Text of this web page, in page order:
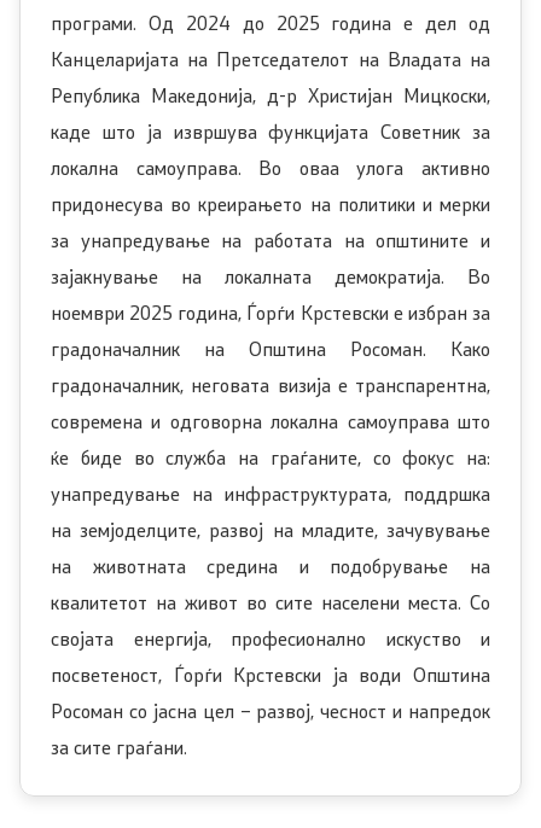
Изјава за пристапност
Со еден клик до сите услуги
програми. Од 2024 до 2025 година е дел од
Канцеларијата на Претседателот на Владата на
Република Македонија, д-р Христијан Мицкоски,
каде што ја извршува функцијата Советник за
локална самоуправа. Во оваа улога активно
придонесува во креирањето на политики и мерки
за унапредување на работата на општините и
зајакнување на локалната демократија. Во
ноември 2025 година, Ѓорѓи Крстевски е избран за
градоначалник на Општина Росоман. Како
градоначалник, неговата визија е транспарентна,
современа и одговорна локална самоуправа што
ќе биде во служба на граѓаните, со фокус на:
унапредување на инфраструктурата, поддршка
на земјоделците, развој на младите, зачувување
на животната средина и подобрување на
квалитетот на живот во сите населени места. Со
својата енергија, професионално искуство и
посветеност, Ѓорѓи Крстевски ја води Општина
Росоман со јасна цел – развој, чесност и напредок
за сите граѓани.